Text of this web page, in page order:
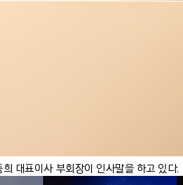
대표이사 부회장이 인사말을 하고 있다.